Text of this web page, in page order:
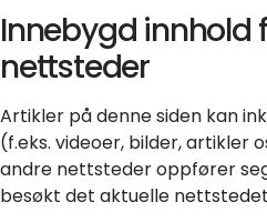
Innebygd innhold
nettsteder
Artikler på denne siden kan
(f.eks. videoer, bilder, artikler
andre nettsteder oppfører
besøkt det aktuelle